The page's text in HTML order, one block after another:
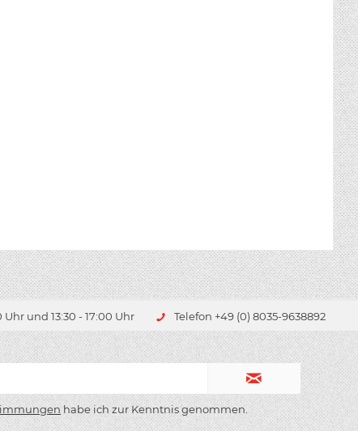
Uhr und 13:30 - 17:00 Uhr Telefon +49 (0) 8035-9638892
habe ich zur Kenntnis genommen.